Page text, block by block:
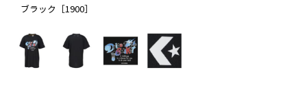
ブラック［1900］